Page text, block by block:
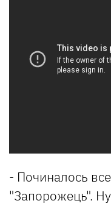
- Починалось
"Запорожець".